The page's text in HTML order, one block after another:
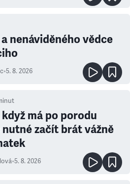
nenáviděného vědce
•5. 8. 2026
má po porodu
začít brát vážně
•5. 8. 2026